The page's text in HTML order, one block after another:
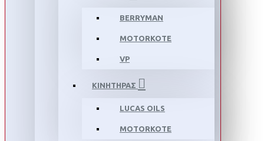
BERRYMAN
MOTORKOTE
VP
ΚΙΝΗΤΗΡΑΣ
LUCAS OILS
MOTORKOTE